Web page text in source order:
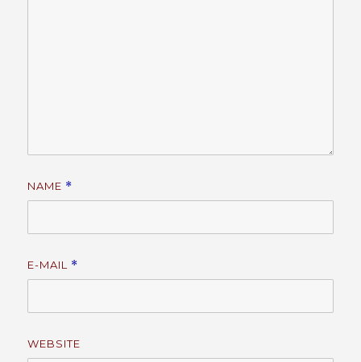
NAME *
E-MAIL *
WEBSITE